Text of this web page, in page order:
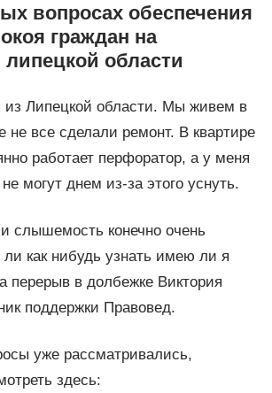
вопросах обеспечения
граждан на
области
из Липецкой области. Мы живем в
не все сделали ремонт. В квартире
работает перфоратор, а у меня
могут днем из-за этого уснуть.
слышемость конечно очень
как нибудь узнать имею ли я
перерыв в долбежке Виктория
поддержки Правовед.
уже рассматривались,
здесь: